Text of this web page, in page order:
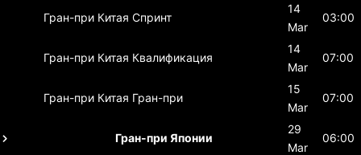
Гран-при Китая Спринт
14
Mar
03:00
Гран-при Китая Квалификация
14
Mar
07:00
Гран-при Китая Гран-при
15
Mar
07:00
Гран-при Японии
29
Mar
06:00